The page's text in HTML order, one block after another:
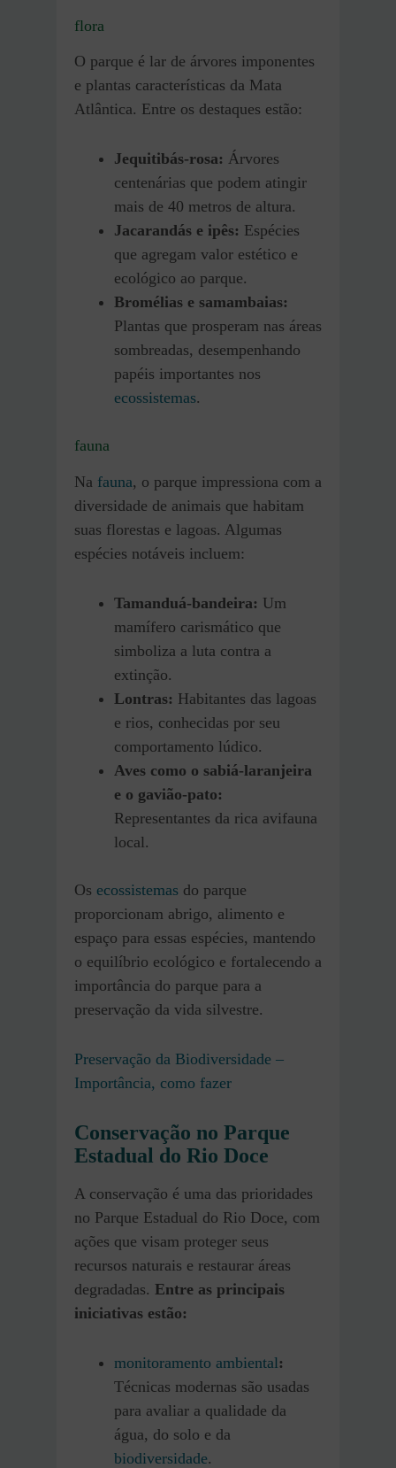
flora
O parque é lar de árvores imponentes
e plantas características da Mata
Atlântica. Entre os destaques estão:
Jequitibás-rosa: Árvores
centenárias que podem atingir
mais de 40 metros de altura.
Jacarandás e ipês: Espécies
que agregam valor estético e
ecológico ao parque.
Bromélias e samambaias:
Plantas que prosperam nas áreas
sombreadas, desempenhando
papéis importantes nos
ecossistemas.
fauna
Na fauna, o parque impressiona com a
diversidade de animais que habitam
suas florestas e lagoas. Algumas
espécies notáveis incluem:
Tamanduá-bandeira: Um
mamífero carismático que
simboliza a luta contra a
extinção.
Lontras: Habitantes das lagoas
e rios, conhecidas por seu
comportamento lúdico.
Aves como o sabiá-laranjeira
e o gavião-pato:
Representantes da rica avifauna
local.
Os ecossistemas do parque
proporcionam abrigo, alimento e
espaço para essas espécies, mantendo
o equilíbrio ecológico e fortalecendo a
importância do parque para a
preservação da vida silvestre.
Preservação da Biodiversidade –
Importância, como fazer
Conservação no Parque
Estadual do Rio Doce
A conservação é uma das prioridades
no Parque Estadual do Rio Doce, com
ações que visam proteger seus
recursos naturais e restaurar áreas
degradadas. Entre as principais
iniciativas estão:
monitoramento ambiental:
Técnicas modernas são usadas
para avaliar a qualidade da
água, do solo e da
biodiversidade.